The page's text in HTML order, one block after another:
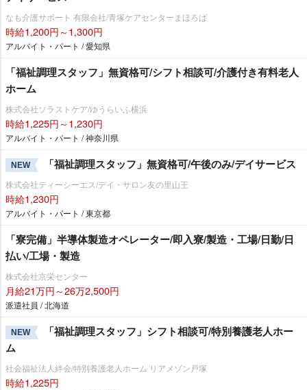
なも介護サポート 有限会社/青塚ケアセンターまほろば
時給1,200円～1,300円
アルバイト・パート / 愛知県
「福祉調理スタッフ」無資格可/シフト相談可/介護付き有料老人
ホーム
株式会社ソラストケア/ゆうらいふ横浜
時給1,225円～1,230円
アルバイト・パート / 神奈川県
NEW 「福祉調理スタッフ」無資格可/午後のみ/デイサービス
株式会社ティーシーエス/デイ・サロン友の里山王
時給1,230円
アルバイト・パート / 東京都
「寮完備」半導体製造オペレーター/即入寮/製造・工場/日勤/日
払い/工場・製造
株式会社京栄センター
月給21万円～26万2,500円
派遣社員 / 北海道
NEW
「福祉調理スタッフ」シフト相談可/特別養護老人ホー
ム
社会福祉法人絆会/特別養護老人ホーム リアメゾン戸塚
時給1,225円